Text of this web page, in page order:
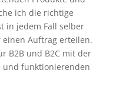
ich die richtige
in jedem Fall selber
Auftrag erteilen.
B2B und B2C mit der
und funktionierenden